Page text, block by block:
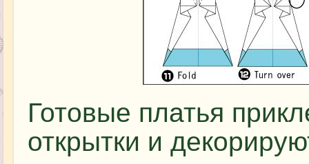
Готовые платья
открытки и